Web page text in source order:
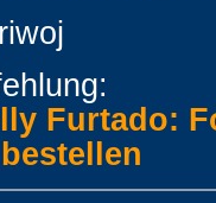
Furtado: